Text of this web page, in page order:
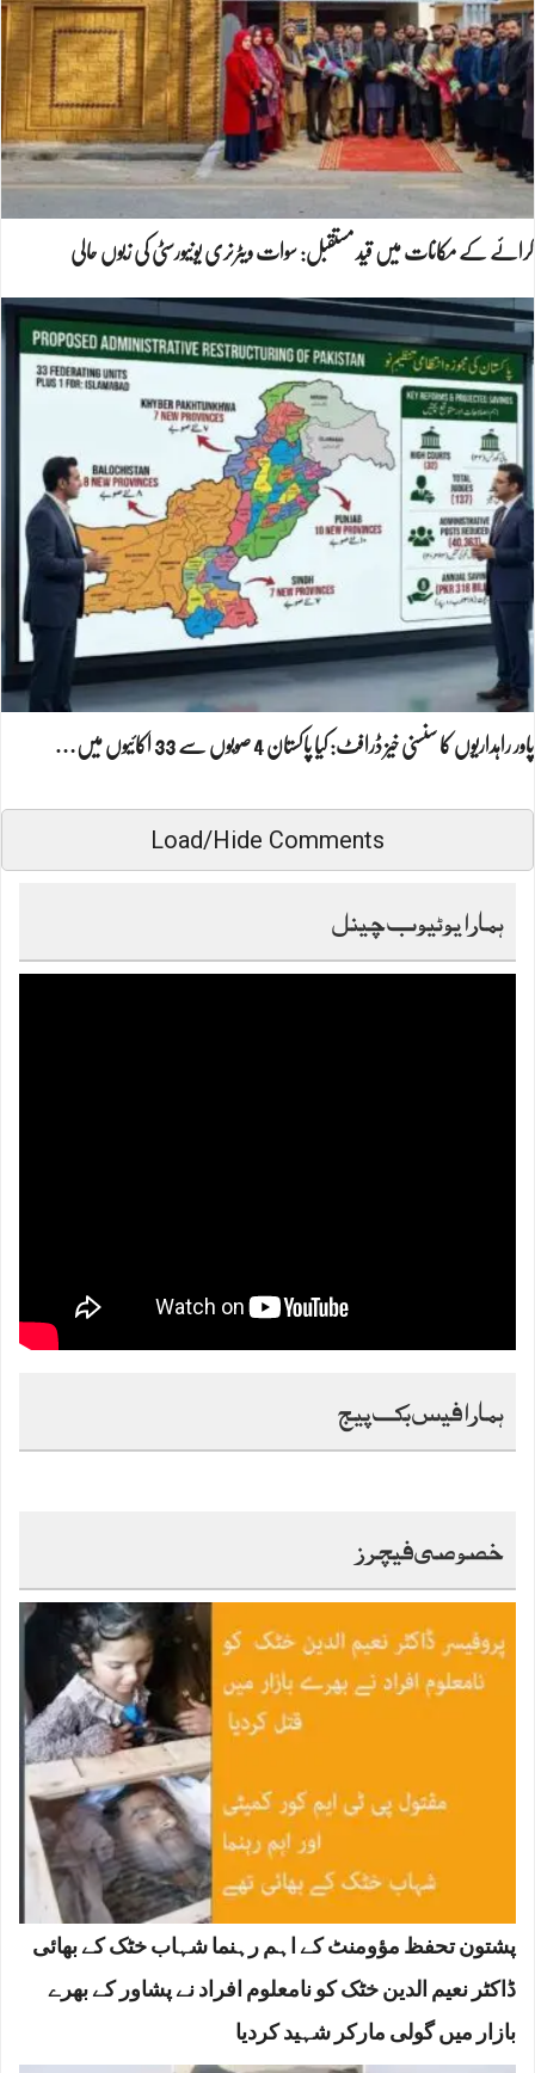
کرائے کے مکانات میں قید مستقبل: سوات ویٹرنری یونیورسٹی کی زبوں حالی
پاور راہداریوں کا سنسنی خیز ڈرافٹ: کیا پاکستان 4 صوبوں سے 33 اکائیوں میں…
Load/Hide Comments
ہمارا یوٹیوب چینل
ہمارا فیس بک پیج
خصوصی فیچرز
پشتون تحفظ مؤومنٹ کے اہم رہنما شہاب خٹک کے بھائی
ڈاکٹر نعیم الدین خٹک کو نامعلوم افراد نے پشاور کے بھرے
بازار میں گولی مارکر شہید کردیا